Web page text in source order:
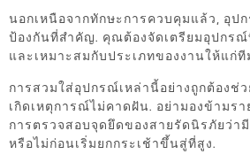
นอกเหนือจากทักษะการควบคุมแล้ว, อุป
ป้องกันที่สำคัญ. คุณต้องจัดเตรียมอุปกร
และเหมาะสมกับประเภทของงานให้แก่
การสวมใส่อุปกรณ์เหล่านี้อย่างถูกต้องช่
เกิดเหตุการณ์ไม่คาดฝัน. อย่ามองข้ามรา
การตรวจสอบจุดยึดของสายรัดนิรภัยว่า
หรือไม่ก่อนเริ่มยกกระเช้าขึ้นสู่ที่สูง.